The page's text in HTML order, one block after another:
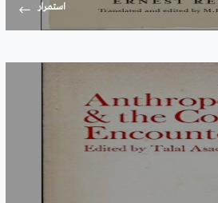
استمرار